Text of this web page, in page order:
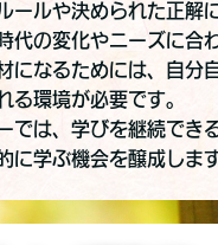
ールや決められた正解
代の変化やニーズに合
になるためには、自分
る環境が必要です。
では、学びを継続でき
に学ぶ機会を醸成します